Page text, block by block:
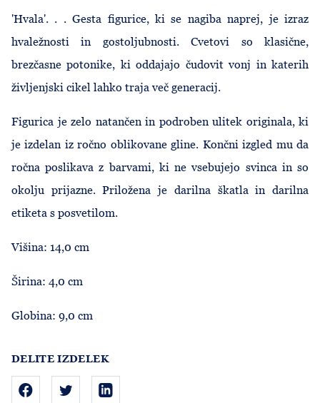
DELITE IZDELEK
'Hvala'. . . Gesta figurice, ki se nagiba naprej, je izraz
hvaležnosti in gostoljubnosti. Cvetovi so klasične,
brezčasne potonike, ki oddajajo čudovit vonj in katerih
življenjski cikel lahko traja več generacij.
Figurica je zelo natančen in podroben ulitek originala, ki
je izdelan iz ročno oblikovane gline. Končni izgled mu da
ročna poslikava z barvami, ki ne vsebujejo svinca in so
okolju prijazne. Priložena je darilna škatla in darilna
etiketa s posvetilom.
Višina: 14,0 cm
Širina: 4,0 cm
Globina: 9,0 cm